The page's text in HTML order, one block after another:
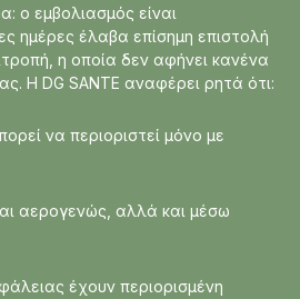
ο εμβολιασμός είναι
ημέρες έλαβα επίσημη επιστολή
η οποία δεν αφήνει κανένα
Η DG SANTE αναφέρει ρητά ότι:
να περιοριστεί μόνο με
αλλά και μέσω
έχουν περιορισμένη